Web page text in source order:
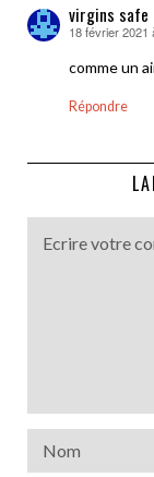
virgins safe
dit :
18 février 2021
comme un
Répondre